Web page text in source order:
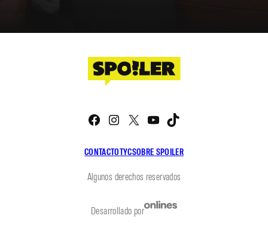
CONTACTOTYCSOBRE SPOILER
Facebook
Instagram
X YouTube
Algunos derechos reservados
Desarrollado por